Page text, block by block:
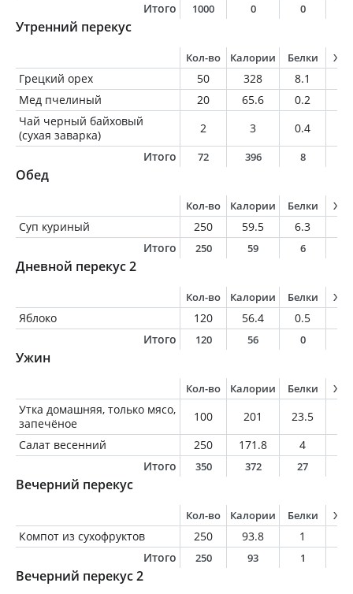
Итого
1000 0 0
Утренний перекус
Кол-во Калории Белки
Грецкий орех 50 328 8.1
Мед пчелиный
20 65.6 0.2
Чай черный байховый
(сухая заварка)
2 3 0.4
Итого
72 396 8
Обед
Кол-во Калории Белки
Суп куриный 250 59.5 6.3
Итого
250 59 6
Дневной перекус 2
Кол-во Калории Белки
Яблоко 120 56.4 0.5
Итого
120 56 0
Ужин
Кол-во Калории Белки
Утка домашняя, только мясо,
запечёное
100 201 23.5
Салат весенний
250 171.8 4
Итого
350 372 27
Вечерний перекус
Кол-во Калории Белки
Компот из сухофруктов 250 93.8 1
Итого
250 93 1
Вечерний перекус 2